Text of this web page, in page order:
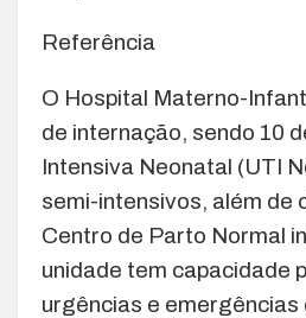
Referência
O Hospital Materno-
de internação, sendo 10
Intensiva Neonatal (UTI
semi-intensivos, além de
Centro de Parto Normal
unidade tem capacidade
urgências e emergências